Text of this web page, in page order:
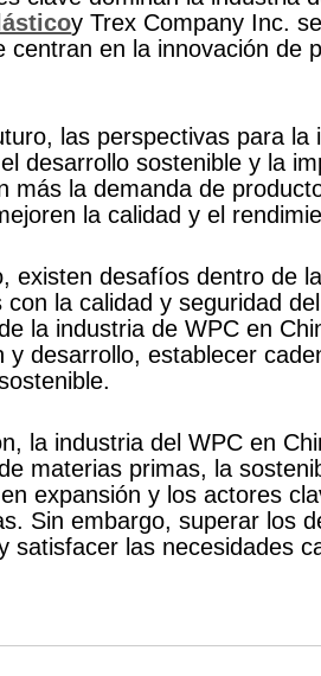
y Trex Company Inc.
centran en la innovación de
las perspectivas para
desarrollo sostenible y la
más la demanda de
la calidad y el
existen desafíos dentro de
con la calidad y seguridad
la industria de WPC en
y desarrollo, establecer
la industria del WPC en
materias primas, la
expansión y los actores
Sin embargo, superar los
satisfacer las necesidades